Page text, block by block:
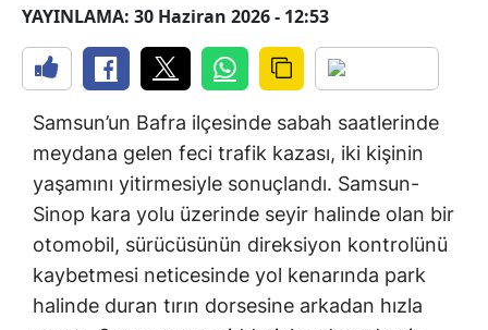
YAYINLAMA: 30 Haziran 2026 - 12:53
Samsun’un Bafra ilçesinde sabah saatlerinde
meydana gelen feci trafik kazası, iki kişinin
yaşamını yitirmesiyle sonuçlandı. Samsun-
Sinop kara yolu üzerinde seyir halinde olan bir
otomobil, sürücüsünün direksiyon kontrolünü
kaybetmesi neticesinde yol kenarında park
halinde duran tırın dorsesine arkadan hızla